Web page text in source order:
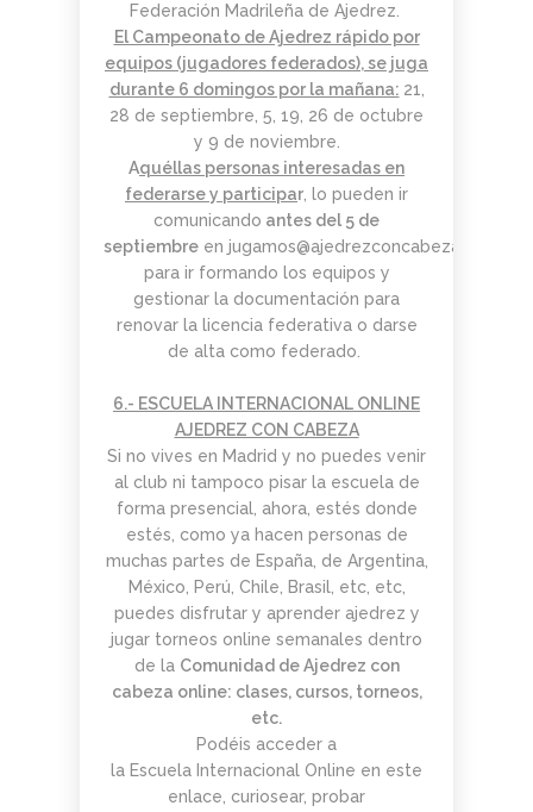
Federación Madrileña de Ajedrez.
El Campeonato de Ajedrez rápido por
equipos (jugadores federados), se juga
durante 6 domingos por la mañana: 21,
28 de septiembre, 5, 19, 26 de octubre
y 9 de noviembre.
Aquéllas personas interesadas en
federarse y participar , lo pueden ir
comunicando antes del 5 de
septiembre enjugamos@ajedrezconcabeza.com
para ir formando los equipos y
gestionar la documentación para
renovar la licencia federativa o darse
de alta como federado.
6.- ESCUELA INTERNACIONAL ONLINE
AJEDREZ CON CABEZA
Si no vives en Madrid y no puedes venir
al club ni tampoco pisar la escuela de
forma presencial, ahora, estés donde
estés, como ya hacen personas de
muchas partes de España, de Argentina,
México, Perú, Chile, Brasil, etc, etc,
puedes disfrutar y aprender ajedrez y
jugar torneos online semanales dentro
de la Comunidad de Ajedrez con
cabeza online: clases, cursos, torneos,
etc.
Podéis acceder a
la Escuela Internacional Online en este
enlace, curiosear, probar